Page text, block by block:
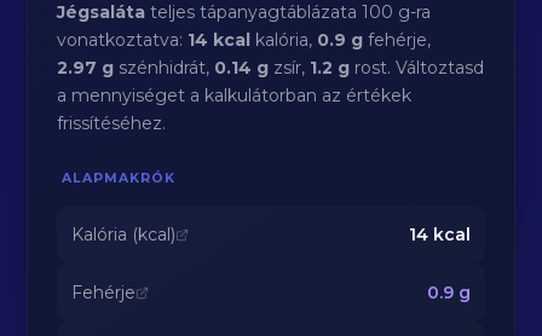
Jégsaláta teljes tápanyagtáblázata 100 g-ra
vonatkoztatva: 14 kcal kalória, 0.9 g fehérje,
2.97 g szénhidrát, 0.14 g zsír, 1.2 g rost. Változtasd
a mennyiséget a kalkulátorban az értékek
frissítéséhez.
ALAPMAKRÓK
Kalória (kcal) 14kcal
Fehérje 0.9g